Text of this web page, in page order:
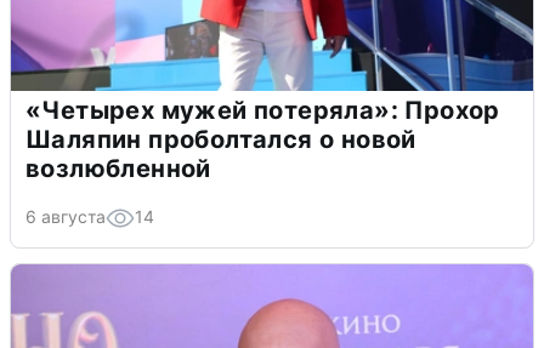
«Четырех мужей потеряла»: Прохор
Шаляпин проболтался о новой
возлюбленной
6 августа 14